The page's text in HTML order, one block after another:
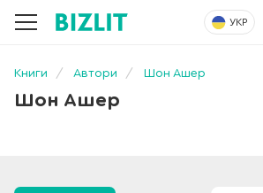
УКР
Книги Автори Шон Ашер
Шон Ашер